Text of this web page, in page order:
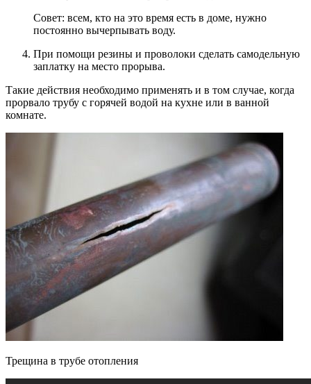
Совет: всем, кто на это время есть в доме, нужно
постоянно вычерпывать воду.
При помощи резины и проволоки сделать самодельную
заплатку на место прорыва.
Такие действия необходимо применять и в том случае, когда
прорвало трубу с горячей водой на кухне или в ванной
комнате.
Трещина в трубе отопления